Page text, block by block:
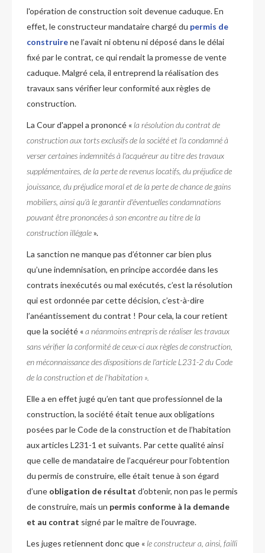
l'opération de construction soit devenue caduque. En
effet, le constructeur mandataire chargé du permis de
construirene l’avait ni obtenu ni déposé dans le délai
fixé par le contrat, ce qui rendait la promesse de vente
caduque. Malgré cela, il entreprend la réalisation des
travaux sans vérifier leur conformité aux règles de
construction.
La Cour d'appel a prononcé «la résolution du contrat de
constructionaux torts exclusifs de la société et l'a condamné à
verser certaines indemnités à l'acquéreur au titre des travaux
supplémentaires, de la perte de revenus locatifs, du préjudice de
jouissance, du préjudice moral et de la perte de chance de gains
mobiliers, ainsi qu'à le garantir d'éventuelles condamnations
pouvant être prononcées à son encontre au titre de la
construction illégale».
La sanction ne manque pas d’étonner car bien plus
qu’une indemnisation, en principe accordée dans les
contrats inexécutés ou mal exécutés, c’est la résolution
qui est ordonnée par cette décision, c’est-à-dire
l’anéantissement du contrat ! Pour cela, la cour retient
que la société «a néanmoins entrepris de réaliser les travaux
sans vérifier la conformité de ceux-ci aux règles de construction,
en méconnaissance des dispositions de l'article L231-2 du Code
de la construction et de l'habitation ».
Elle a en effet jugé qu’en tant que professionnel de la
construction, la société était tenue aux obligations
posées par le Code de la construction et de l’habitation
aux articles L231-1 et suivants. Par cette qualité ainsi
que celle de mandataire de l’acquéreur pour l’obtention
du permis de construire, elle était tenue à son égard
d’une obligation de résultat d’obtenir, non pas le permis
de construire, mais un permis conforme à la demande
et au contrat signé par le maître de l’ouvrage.
Les juges retiennent donc que «le constructeur a, ainsi, failli